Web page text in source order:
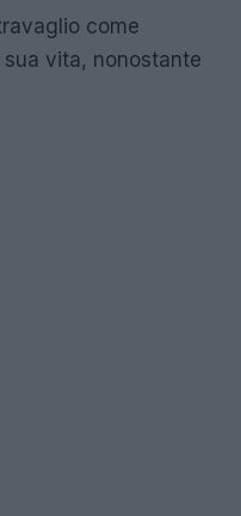
come
sua vita, nonostante